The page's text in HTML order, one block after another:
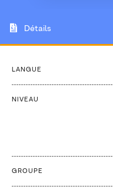
Détails
LANGUE
NIVEAU
GROUPE